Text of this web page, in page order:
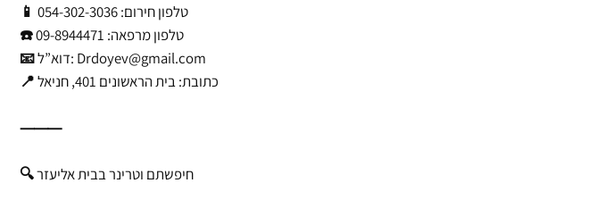
📱 טלפון חירום: 054-302-3036
☎️ טלפון מרפאה: 09-8944471
📧 דוא”ל: Drdoyev@gmail.com
📍 כתובת: בית הראשונים 401, חניאל
⸻
🔍 חיפשתם וטרינר בבית אליעזר